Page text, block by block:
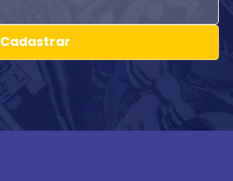
Cadastrar